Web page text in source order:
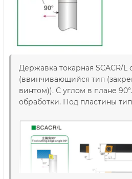
Державка токарная SCACR/L
(ввинчивающийся тип
винтом)). С углом в плане
обработки. Под пластины